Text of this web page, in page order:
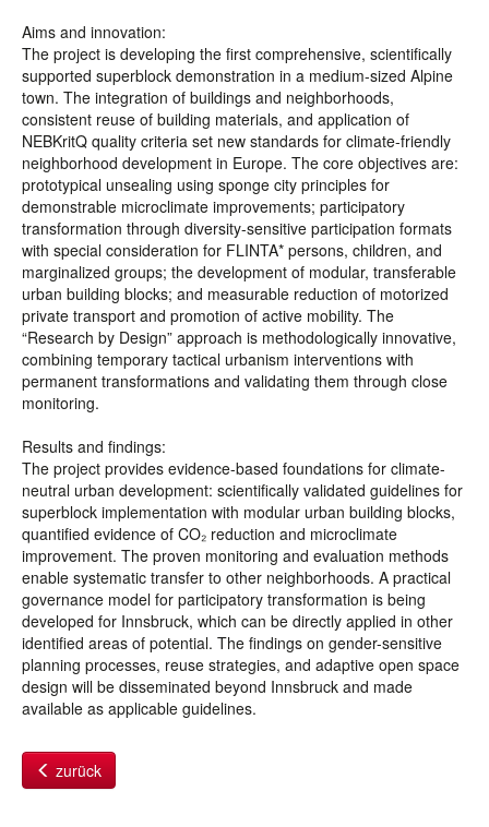
Aims and innovation:
The project is developing the first comprehensive, scientifically
supported superblock demonstration in a medium-sized Alpine
town. The integration of buildings and neighborhoods,
consistent reuse of building materials, and application of
NEBKritQ quality criteria set new standards for climate-friendly
neighborhood development in Europe. The core objectives are:
prototypical unsealing using sponge city principles for
demonstrable microclimate improvements; participatory
transformation through diversity-sensitive participation formats
with special consideration for FLINTA* persons, children, and
marginalized groups; the development of modular, transferable
urban building blocks; and measurable reduction of motorized
private transport and promotion of active mobility. The
“Research by Design” approach is methodologically innovative,
combining temporary tactical urbanism interventions with
permanent transformations and validating them through close
monitoring.
Results and findings:
The project provides evidence-based foundations for climate-
neutral urban development: scientifically validated guidelines for
superblock implementation with modular urban building blocks,
quantified evidence of CO₂ reduction and microclimate
improvement. The proven monitoring and evaluation methods
enable systematic transfer to other neighborhoods. A practical
governance model for participatory transformation is being
developed for Innsbruck, which can be directly applied in other
identified areas of potential. The findings on gender-sensitive
planning processes, reuse strategies, and adaptive open space
design will be disseminated beyond Innsbruck and made
available as applicable guidelines.
zurück